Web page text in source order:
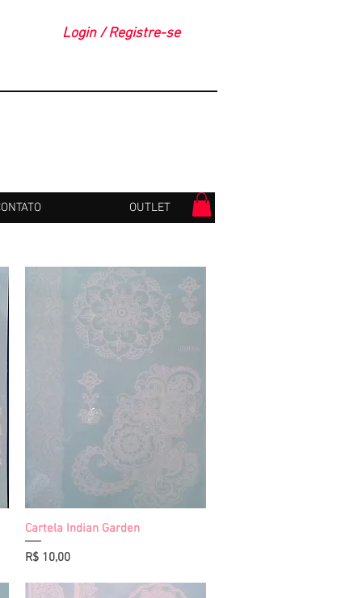
Login / Registre-se
OUTLET
Visualização rápida
Cartela Indian Garden
Preço
R$ 10,00